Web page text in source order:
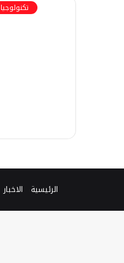
تكنولوجيا
الرئيسية الاخبار